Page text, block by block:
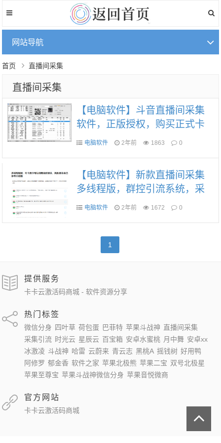
网站导航
首页 直播间采集
直播间采集
【电脑软件】斗音直播间采集
软件，正版授权，购买正式卡
自动连接，卡神记微商软件商
电脑软件 2年前 1863 0
【电脑软件】新款直播间采集
多线程版，群控引流系统，采
集引流一条龙
电脑软件 2年前 1672 0
1
提供服务
卡卡云激活码商城 - 软件资源分享
热门标签
微信分身 四叶草 荷包蛋 巴菲特 苹果斗战神 直播间采集
采集引流 时光云 星辰云 百宝箱 安卓水蜜桃 月中舞 安卓xx
冰激凌 斗战神 哈雷 云蔚来 青云志 黑桃A 摇钱树 好用鸭
阿修罗 郁金香 软件之家 苹果北极熊 苹果二宝 双号北极星
苹果至尊宝 苹果斗战神微信分身 苹果音悦微商
官方网站
卡卡云激活码商城